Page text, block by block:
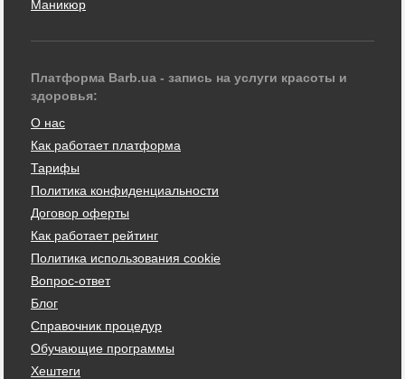
Маникюр
Платформа Barb.ua - запись на услуги красоты и
здоровья:
О нас
Как работает платформа
Тарифы
Политика конфиденциальности
Договор оферты
Как работает рейтинг
Политика использования cookie
Вопрос-ответ
Блог
Справочник процедур
Обучающие программы
Хештеги